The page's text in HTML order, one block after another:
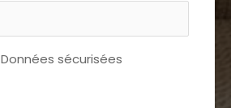
Données sécurisées